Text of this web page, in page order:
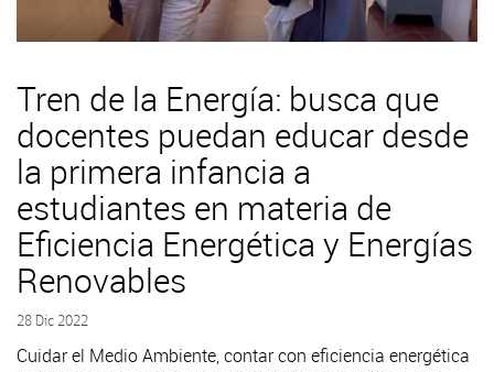
Tren de la Energía: busca que
docentes puedan educar desde
la primera infancia a
estudiantes en materia de
Eficiencia Energética y Energías
Renovables
28 Dic 2022
Cuidar el Medio Ambiente, contar con eficiencia energética